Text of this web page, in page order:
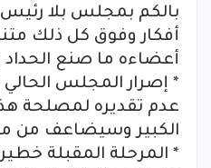
بالكم بمجلس بلا رئيس
أفكار وفوق كل ذلك
أعضاءه ما صنع
* إصرار المجلس الحالي
عدم تقديره لمصلحة
الكبير وسيضاعف من
* المرحلة المقبلة